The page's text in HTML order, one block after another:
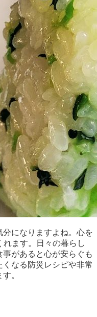
になりますよね。心を
ます。日々の暮らし
があると心が安らぐも
なる防災レシピや非常
。